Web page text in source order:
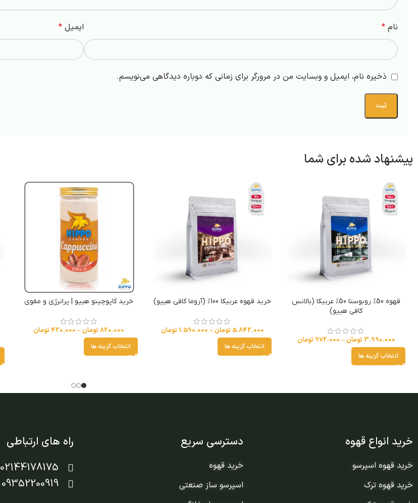
نام * ایمیل *
ذخیره نام، ایمیل و وبسایت من در مرورگر برای زمانی که دوباره دیدگاهی می‌نویسم.
پیشنهاد شده برای شما
قهوه 50% روبوستا 50% عربیکا (بالانس
کافی هیپو)
3.990.000 تومان–
972.000 تومان
انتخاب گزینه ها
خرید قهوه عربیکا 100% (آروما کافی هیپو)
5.842.000 تومان–
1.590.000 تومان
انتخاب گزینه ها
خرید کاپوچینو هیپو | پرانرژی و مقوی
820.000تومان–
420.000 تومان
انتخاب گزینه ها
خرید انواع قهوه
خرید قهوه اسپرسو
خرید قهوه ترک
دسترسی سریع
خرید قهوه
اسپرسو ساز صنعتی
راه های ارتباطی
02144178175
09352200919